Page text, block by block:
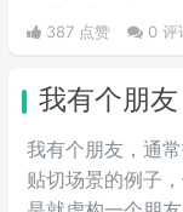
奶茶盘点，都值得
387 点赞 0 评
我有个朋友
我有个朋友，通‌‌‌‌‌‌‌‌
贴切场景的例子